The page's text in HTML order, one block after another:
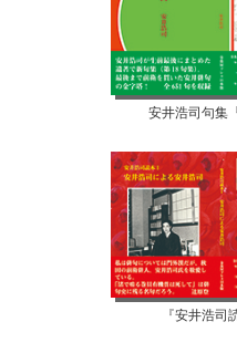
安井浩司句集
『安井浩司